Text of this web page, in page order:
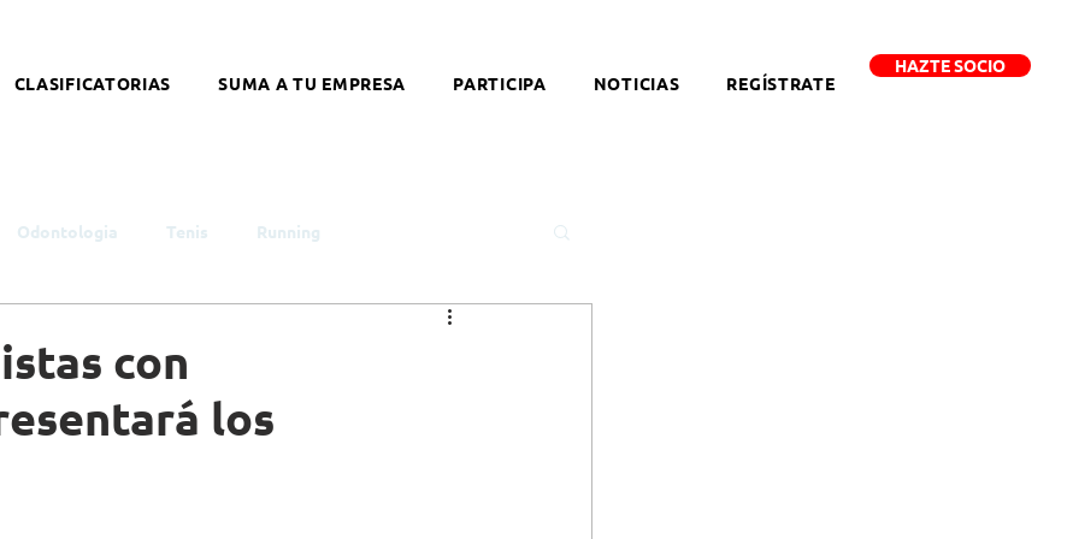
CLASIFICATORIAS SUMA A TU EMPRESA PARTICIPA NOTICIAS REGÍSTRATE
HAZTE SOCIO
Odontologia Tenis Running
Género
Síndrome de Down
con
los